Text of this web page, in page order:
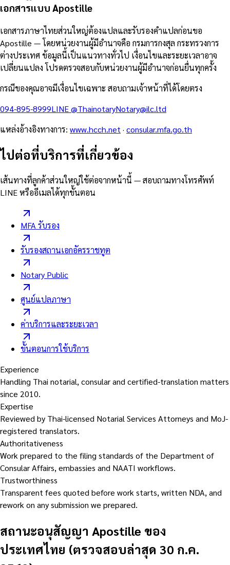
เอกสารแบบ Apostille
เอกสารภาษาไทยส่วนใหญ่ต้องแปลและรับรองคำแปลก่อนขอ
Apostille — โดยหน่วยงานผู้มีอำนาจคือ กรมการกงสุล กระทรวงการ
ต่างประเทศ ข้อมูลนี้เป็นแนวทางทั่วไป เงื่อนไขและระยะเวลาอาจ
เปลี่ยนแปลง โปรดตรวจสอบกับหน่วยงานผู้มีอำนาจก่อนยื่นทุกครั้ง
กรณีของคุณอาจมีเงื่อนไขเฉพาะ สอบถามเจ้าหน้าที่ได้โดยตรง
094-895-8999LINE@ThainotaryNotary@ilc.ltd
แหล่งอ้างอิงทางการ: www.hcch.net · consular.mfa.go.th
ไปต่อที่บริการที่เกี่ยวข้อง
เส้นทางที่ลูกค้าส่วนใหญ่ใช้ต่อจากหน้านี้ — สอบถามทางโทรศัพท์
LINE หรืออีเมลได้ทุกขั้นตอน
MFA รับรอง
รับรองสถานเอกอัครราชทูต
Notary Public
ศูนย์แปลภาษา
ค่าบริการและระยะเวลา
ขั้นตอนการใช้บริการ
Experience
Handling Thai notarial, consular and certified-translation matters
since 2010.
Expertise
Reviewed by Thai-licensed Notarial Services Attorneys and MoJ-
registered translators.
Authoritativeness
Work prepared to the filing standards of the Department of
Consular Affairs, embassies and NAATI workflows.
Trustworthiness
Transparent fees quoted before work starts, written NDA, and
rework on any submission we prepared.
สถานะอนุสัญญา Apostille ของ
ประเทศไทย (ตรวจสอบล่าสุด 30 ก.ค.